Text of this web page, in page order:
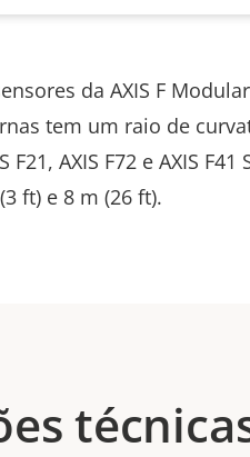
da AXIS F
tem um raio de
AXIS F72 e AXIS F41
ft) e 8 m (26 ft).